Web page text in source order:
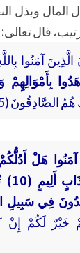
المال وبذل
قال تعالى:
الَّذِينَ آمَنُوا
بِأَمْوَالِهِمْ
الصَّادِقُونَ (15)﴾
آمَنُوا هَلْ
فِي سَبِيلِ
خَيْرٌ لَكُمْ إِنْ